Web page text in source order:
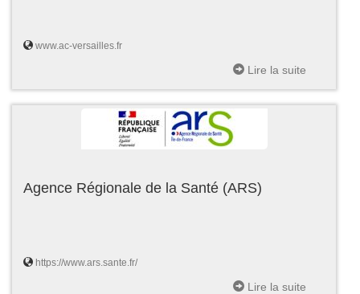
www.ac-versailles.fr
Lire la suite
Agence Régionale de la Santé (ARS)
https://www.ars.sante.fr/
Lire la suite